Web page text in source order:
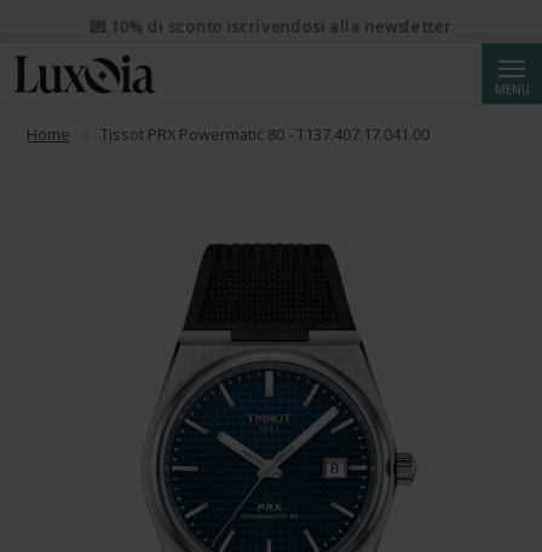
MENU
Home Tissot PRX Powermatic 80 - T137.407.17.041.00
prioritaria raccomandata da CHF 250.